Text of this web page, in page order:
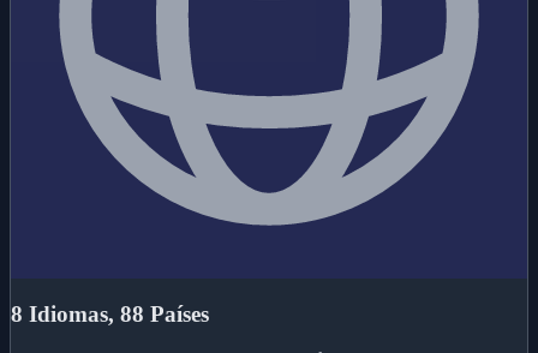
8 Idiomas, 88 Países